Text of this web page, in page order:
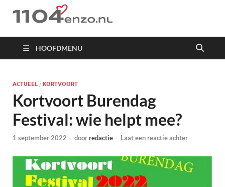
1104 en zo
HOOFDMENU
ACTUEEL / KORTVOORT
Kortvoort Burendag
Festival: wie helpt mee?
1 september 2022 - doorredactie - Laat een reactie achter